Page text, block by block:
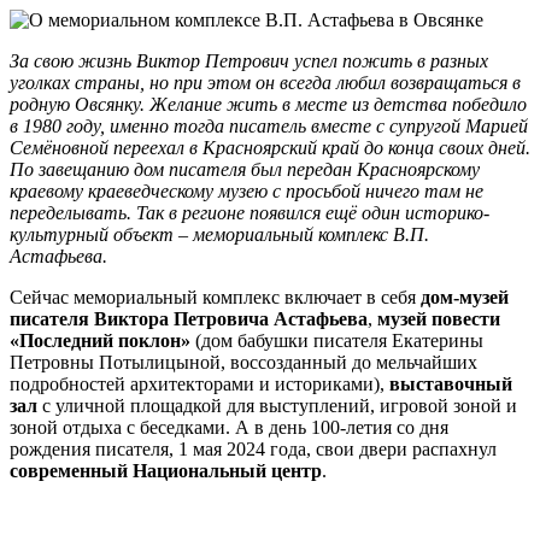
За свою жизнь Виктор Петрович успел пожить в разных
уголках страны, но при этом он всегда любил возвращаться в
родную Овсянку. Желание жить в месте из детства победило
в 1980 году, именно тогда писатель вместе с супругой Марией
Семёновной переехал в Красноярский край до конца своих дней.
По завещанию дом писателя был передан Красноярскому
краевому краеведческому музею с просьбой ничего там не
переделывать. Так в регионе появился ещё один историко-
культурный объект – мемориальный комплекс В.П.
Астафьева.
Сейчас мемориальный комплекс включает в себя дом-музей
писателя Виктора Петровича Астафьева, музей повести
«Последний поклон» (дом бабушки писателя Екатерины
Петровны Потылицыной, воссозданный до мельчайших
подробностей архитекторами и историками), выставочный
зал с уличной площадкой для выступлений, игровой зоной и
зоной отдыха с беседками. А в день 100-летия со дня
рождения писателя, 1 мая 2024 года, свои двери распахнул
современный Национальный центр.